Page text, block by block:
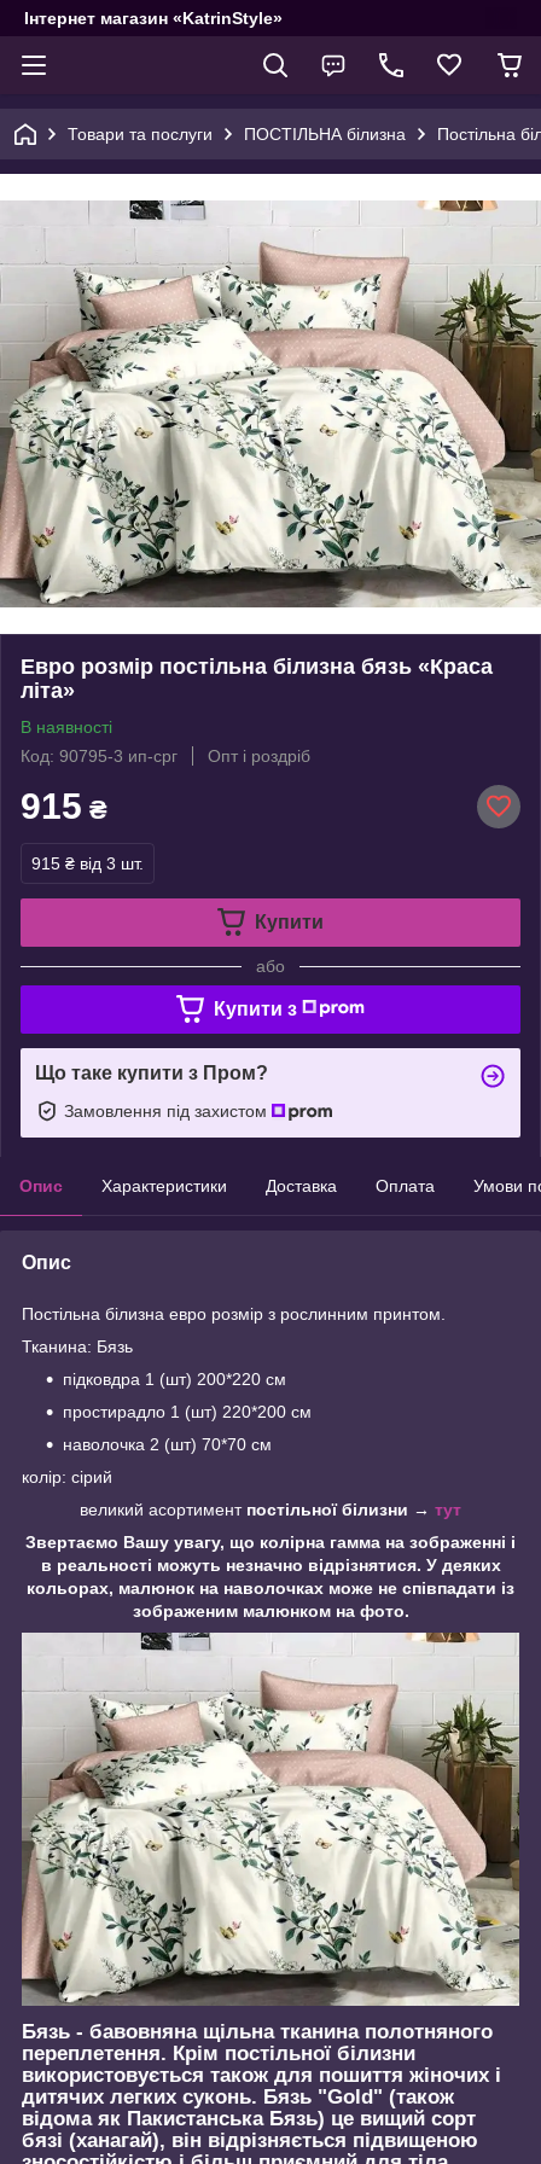
Інтернет магазин «KatrinStyle»
Товари та послуги ПОСТІЛЬНА білизна Постільна
Евро розмір постільна білизна бязь «Краса
літа»
В наявності
Код: 90795-3 ип-срг
Опт і роздріб
915 ₴
915 ₴ від 3 шт.
Купити
або
Купити з
Що таке купити з Пром?
Замовлення під захистом
Опис Характеристики Доставка Оплата Умови
Опис
Постільна білизна евро розмір з рослинним принтом.
Тканина: Бязь
підковдра 1 (шт) 200*220 см
простирадло 1 (шт) 220*200 см
наволочка 2 (шт) 70*70 см
колір: сірий
великий асортиментпостільної білизни → тут
Звертаємо Вашу увагу, що колірна гамма на зображенні і
в реальності можуть незначно відрізнятися. У деяких
кольорах, малюнок на наволочках може не співпадати із
зображеним малюнком на фото.
Бязь - бавовняна щільна тканина полотняного
переплетення. Крім постільної білизни
використовується також для пошиття жіночих і
дитячих легких суконь. Бязь "Gold" (також
відома як Пакистанська Бязь) це вищий сорт
бязі (ханагай), він відрізняється підвищеною